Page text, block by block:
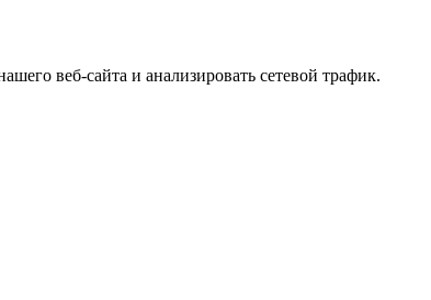
веб-сайта и анализировать сетевой трафик.